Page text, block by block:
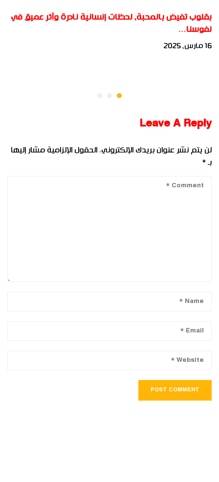
بقلوب تفيض بالمحبة، لحظات إنسانية نادرة وأثر عميق في
نفوسنا…
16 مارس، 2025
Leave A Reply
لن يتم نشر عنوان بريدك الإلكتروني. الحقول الإلزامية مشار إليها
بـ *